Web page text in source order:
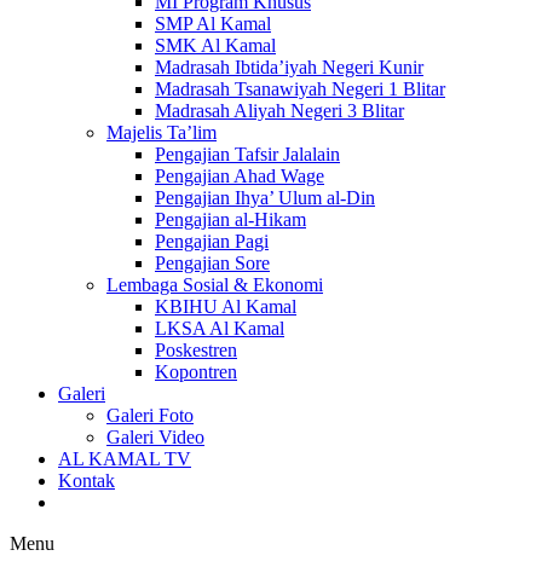
SMP Al Kamal
SMK Al Kamal
Madrasah Ibtida’iyah Negeri Kunir
Madrasah Tsanawiyah Negeri 1 Blitar
Madrasah Aliyah Negeri 3 Blitar
Majelis Ta’lim
Pengajian Tafsir Jalalain
Pengajian Ahad Wage
Pengajian Ihya’ Ulum al-Din
Pengajian al-Hikam
Pengajian Pagi
Pengajian Sore
Lembaga Sosial & Ekonomi
KBIHU Al Kamal
LKSA Al Kamal
Poskestren
Kopontren
Galeri
Galeri Foto
Galeri Video
AL KAMAL TV
Kontak
Menu